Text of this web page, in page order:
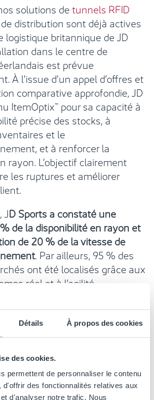
Détails À propos des cookies
des cookies.
permettent de personnaliser le contenu
d'offrir des fonctionnalités relatives aux
d'analyser notre trafic. Nous
solutions detunnels RFID
distribution sont déjà actives
logistique britannique de JD
dans le centre de
est prévue
À l’issue d’un appel d’offres et
comparative approfondie, JD
ItemOptix™ pour sa capacité à
précise des stocks, à
et le
et à renforcer la
rayon. L’objectif clairement
les ruptures et améliorer
JD Sports a constaté une
de la disponibilité en rayon et
de 20 % de la vitesse de
. Par ailleurs, 95 % des
ont été localisés grâce aux
réel et à l’agilité
apportées par la plateforme.
salué la disponibilité du
Development Kit) ItemOptix™,
les principaux
directement au sein de
déjà utilisée en